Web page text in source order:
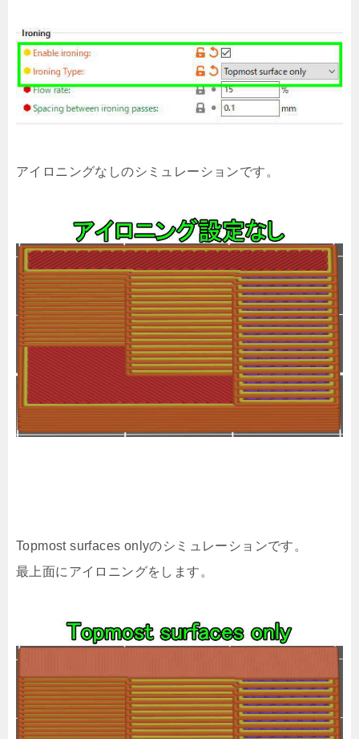
アイロニングなしのシミュレーションです。
Topmost surfaces onlyのシミュレーションです。
最上面にアイロニングをします。